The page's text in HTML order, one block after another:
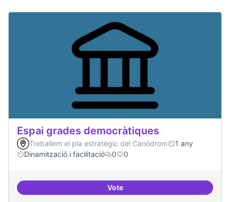
Espai grades democràtiques
Treballem el pla estratègic del Canòdrom
1 any
Dinamització i facilitació
0 0
VoteEspai grades democràtiques